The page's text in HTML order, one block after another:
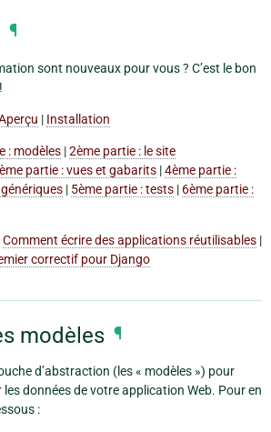
¶
sont nouveaux pour vous ? C’est le bon
| Installation
: modèles |2ème partie : le site
partie : vues et gabarits |4ème partie :
| 5ème partie : tests | 6ème partie :
Comment écrire des applications réutilisables |
correctif pour Django
modèles ¶
d’abstraction (les « modèles ») pour
données de votre application Web. Pour en
: